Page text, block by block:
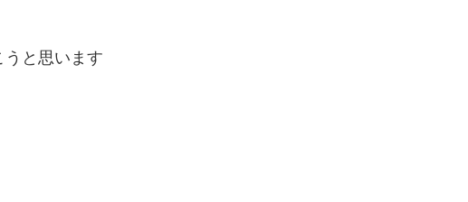
と思います